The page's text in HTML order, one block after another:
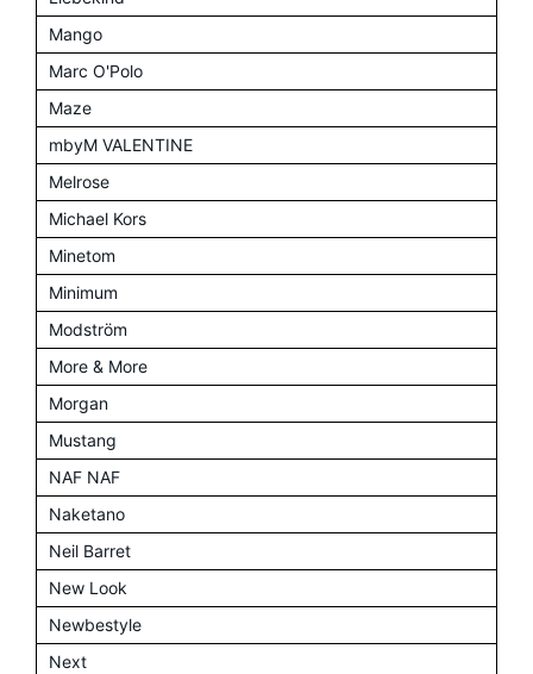
Mango
Marc O'Polo
Maze
mbyM VALENTINE
Melrose
Michael Kors
Minetom
Minimum
Modström
More & More
Morgan
Mustang
NAF NAF
Naketano
Neil Barret
New Look
Newbestyle
Next